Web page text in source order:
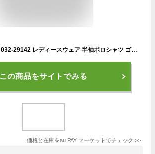
シェルボ CHERVO 032-29142 レディースウェア 半袖ポロシャツ ゴルフウェア スポ―ツウェア
この商品をサイトでみる
価格と在庫をau PAY マーケット でチェック >>